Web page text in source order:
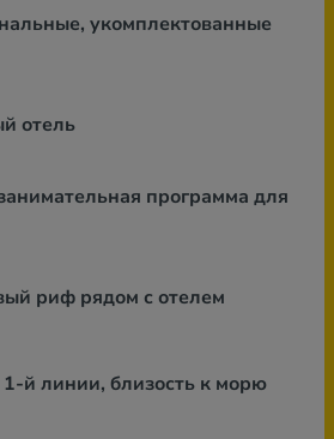
укомплектованные
отель
программа для
риф рядом с отелем
й линии, близость к морю